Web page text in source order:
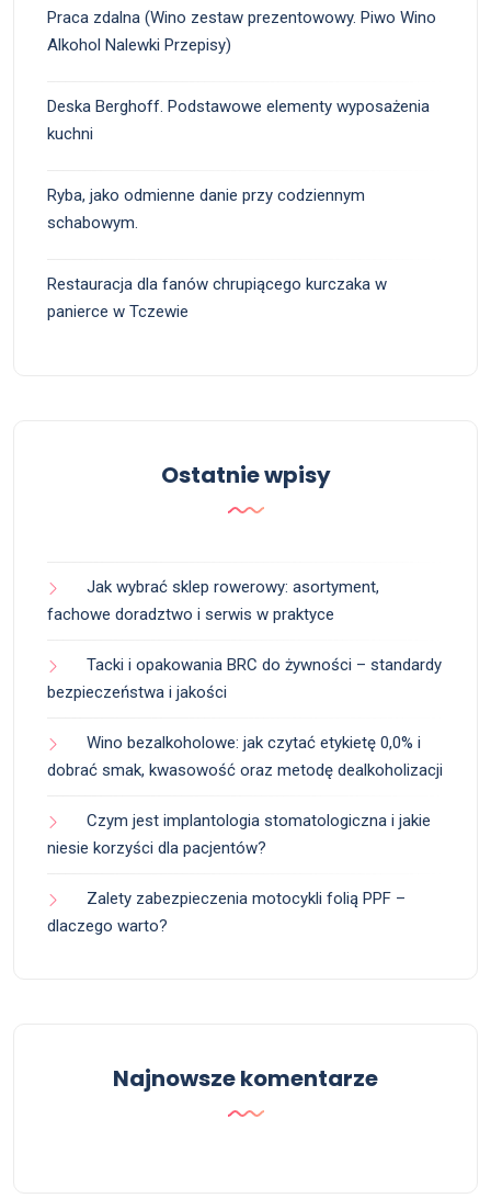
Praca zdalna (Wino zestaw prezentowowy. Piwo Wino
Alkohol Nalewki Przepisy)
Deska Berghoff. Podstawowe elementy wyposażenia
kuchni
Ryba, jako odmienne danie przy codziennym
schabowym.
Restauracja dla fanów chrupiącego kurczaka w
panierce w Tczewie
Ostatnie wpisy
Jak wybrać sklep rowerowy: asortyment,
fachowe doradztwo i serwis w praktyce
Tacki i opakowania BRC do żywności – standardy
bezpieczeństwa i jakości
Wino bezalkoholowe: jak czytać etykietę 0,0% i
dobrać smak, kwasowość oraz metodę dealkoholizacji
Czym jest implantologia stomatologiczna i jakie
niesie korzyści dla pacjentów?
Zalety zabezpieczenia motocykli folią PPF –
dlaczego warto?
Najnowsze komentarze